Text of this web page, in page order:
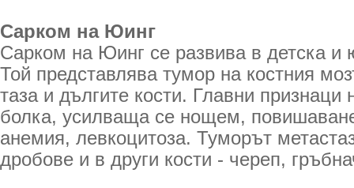
Сарком на Юинг
Сарком на Юинг се развива в детска и
Той представлява тумор на костния
таза и дългите кости. Главни признаци
болка, усилваща се нощем,
анемия, левкоцитоза. Туморът
дробове и в други кости - череп,